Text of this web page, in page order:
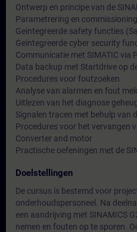
Ontwerp en principe van de
Parametrering en
Geintegreerde safety functies
Geintegreerde cyber security
Communicatie met SIMATIC via
Data backup met Startdrive op
Procedures voor foutzoeken
Analyse van alarmen en fout
Uitlezen van het diagnose
Signalen tracen met behulp van
Procedures voor het vervangen
Converter and motor
Practische oefeningen met de
Doelstellingen
De cursus is bestemd voor
onderhoudspersoneel. Na
een aandrijving met SINAMICS
nemen en fouten op te sporen.